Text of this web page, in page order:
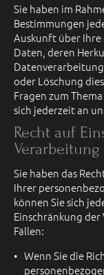
Sie haben im
Bestimmungen
Auskunft über
Daten, deren
oder Löschung
Fragen zum
sich jederzeit an
Recht auf
Verarbeitung
Sie haben das
Ihrer
können Sie sich
Einschränkung
Fällen:
Wenn Sie die